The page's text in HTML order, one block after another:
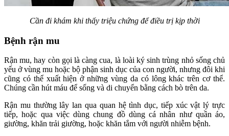
Cần đi khám khi thấy triệu chứng để điều trị kịp thời
Bệnh rận mu
Rận mu, hay còn gọi là càng cua, là loài ký sinh trùng nhỏ sống chủ
yếu ở vùng mu hoặc bộ phận sinh dục của con người, nhưng đôi khi
cũng có thể xuất hiện ở những vùng da có lông khác trên cơ thể.
Chúng cần hút máu để sống và di chuyển bằng cách bò trên da.
Rận mu thường lây lan qua quan hệ tình dục, tiếp xúc vật lý trực
tiếp, hoặc qua việc dùng chung đồ dùng cá nhân như quần áo,
giường, khăn trải giường, hoặc khăn tắm với người nhiễm bệnh.